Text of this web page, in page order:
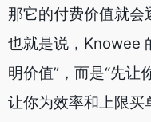
那它的付费价值就会
也就是说，Knowee
明价值”，而是“先让
让你为效率和上限买